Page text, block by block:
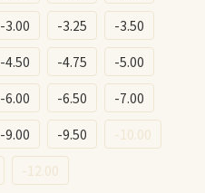
-3.00 -3.25
-3.50
-4.50 -4.75
-5.00
-6.00 -6.50
-7.00
-9.00 -9.50
-10.00
-12.00